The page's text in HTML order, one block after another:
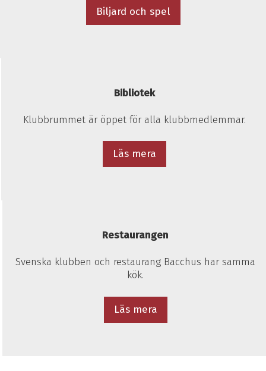
Biljard och spel
Bibliotek
Klubbrummet är öppet för alla klubbmedlemmar.
Läs mera
Restaurangen
Svenska klubben och restaurang Bacchus har samma
kök.
Läs mera